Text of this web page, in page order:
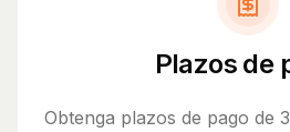
Plazos de
Obtenga plazos de pago de